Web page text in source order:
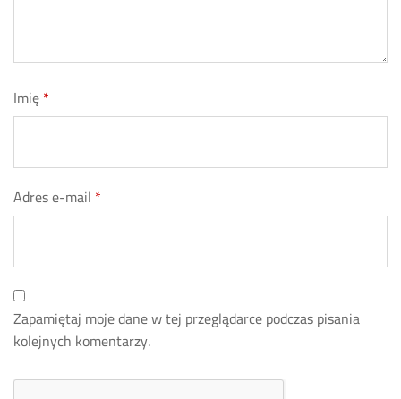
Imię*
Adres e-mail *
Zapamiętaj moje dane w tej przeglądarce podczas pisania
kolejnych komentarzy.